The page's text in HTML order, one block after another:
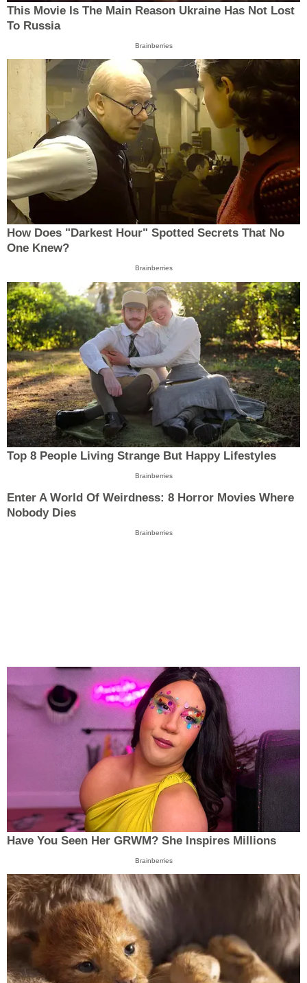
This Movie Is The Main Reason Ukraine Has Not Lost
To Russia
Brainberries
How Does "Darkest Hour" Spotted Secrets That No
One Knew?
Brainberries
Top 8 People Living Strange But Happy Lifestyles
Brainberries
Enter A World Of Weirdness: 8 Horror Movies Where
Nobody Dies
Brainberries
Have You Seen Her GRWM? She Inspires Millions
Brainberries